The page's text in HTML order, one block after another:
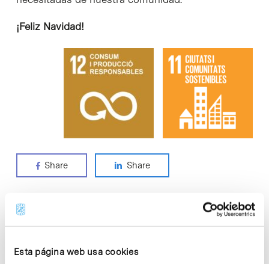
Esta página web usa cookies
¡Feliz Navidad!
Share Share
> ACCIÓN POR EL CLIMA